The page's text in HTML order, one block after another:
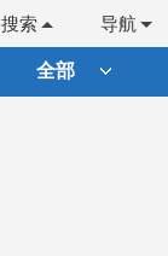
导航
搜索
全部